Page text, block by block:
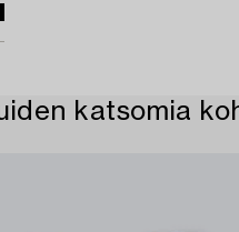
katsomia